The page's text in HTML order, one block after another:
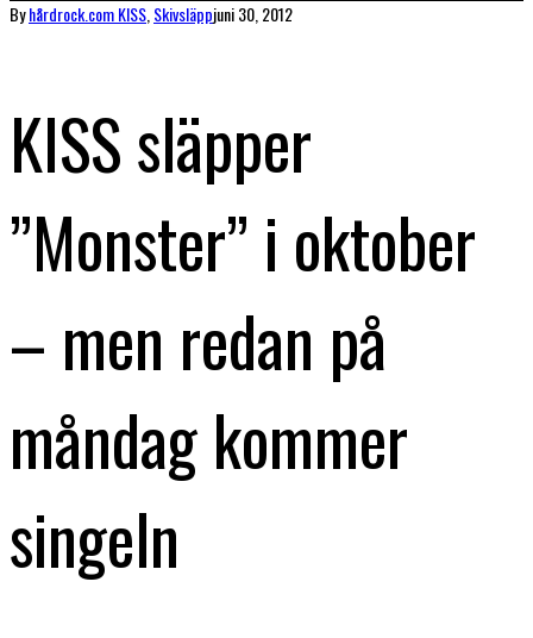
Byhårdrock.comKISS Skivsläppjuni 30, 2012
KISS släpper
”Monster” i oktober
– men redan på
måndag kommer
singeln